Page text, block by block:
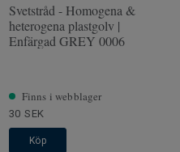
Svetstråd - Homogena &
heterogena plastgolv |
Enfärgad GREY 0006
Finns i webblager
30 SEK
Köp